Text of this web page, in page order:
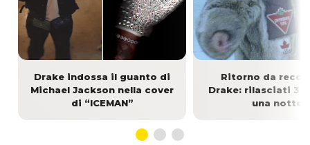
Drake indossa il guanto di
Michael Jackson nella cover
di “ICEMAN”
Ritorno da
Drake: rilasciati 3
una notte